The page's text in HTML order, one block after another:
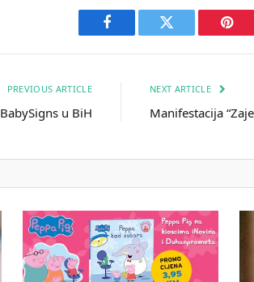
Facebook Twitter
PREVIOUS ARTICLE
BabySigns u BiH
NEXT ARTICLE
Manifestacija